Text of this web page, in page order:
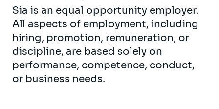
Sia is an equal opportunity employer.
All aspects of employment, including
hiring, promotion, remuneration, or
discipline, are based solely on
performance, competence, conduct,
or business needs.